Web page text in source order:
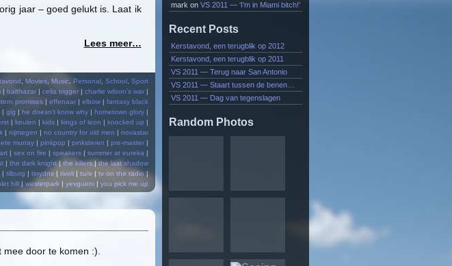
jaar – goed gelukt is. Laat ik
Lees meer…
Movies, Music, Personal, School, Sport
| balthazar| celia trigger| charlie wilson's war|
promises| effenaar| elbow| fantasy black
| gig | he doesn't know why| hometown glory|
| keulen | kids| kings of leon | knocked up |
| nijmegen | no country for old men | novastar
murray| pinkpop | pinksteren | pre-master|
| sex on fire | speakers| summer at eureka |
| the dark knight| the killers|the last shadow
| tilburg | tinydns| tivoli| tu/e | tv on the radio|
hill| westerpark| yevgueni| you pick me up
door te komen :).
mark on VS 2011 — ‘I’m in Miami bitch!’
Recent Posts
Kerstavond, een terugblik op 2012
Kerstavond, een terugblik op 2011
VS 2011 — Terug naar San Antonio
VS 2011 — Staart tussen de benen…
VS 2011 — Dag van tegenslagen
Random Photos